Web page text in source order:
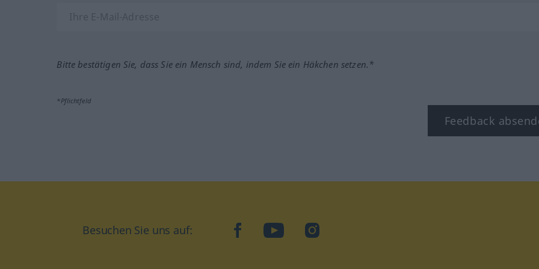
Bitte bestätigen Sie, dass Sie ein Mensch sind, indem Sie ein Häkchen setzen.*
*Pflichtfeld
Feedback
Besuchen Sie uns auf: facebookYouTubeInstagram